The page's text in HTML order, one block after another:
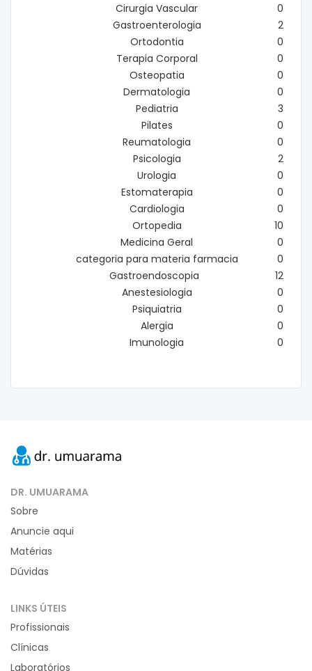
Cirurgia Vascular
0
Gastroenterologia
2
Ortodontia
0
Terapia Corporal
0
Osteopatia
0
Dermatologia
0
Pediatria
3
Pilates
0
Reumatologia
0
Psicologia
2
Urologia
0
Estomaterapia
0
Cardiologia
0
Ortopedia
10
Medicina Geral
0
categoria para materia farmacia
0
Gastroendoscopia
12
Anestesiologia
0
Psiquiatria
0
Alergia
0
Imunologia
0
DR. UMUARAMA
Sobre
Anuncie aqui
Matérias
Dúvidas
LINKS ÚTEIS
Profissionais
Clínicas
Laboratórios